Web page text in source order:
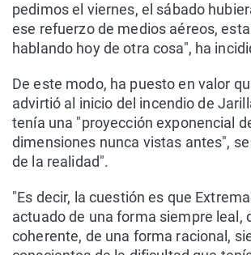
pedimos el viernes, el sábado
ese refuerzo de medios aéreos,
hablando hoy de otra cosa", ha
De este modo, ha puesto en valor
advirtió al inicio del incendio de
tenía una "proyección exponencial
dimensiones nunca vistas antes",
de la realidad".
"Es decir, la cuestión es que
actuado de una forma siempre leal,
coherente, de una forma racional,